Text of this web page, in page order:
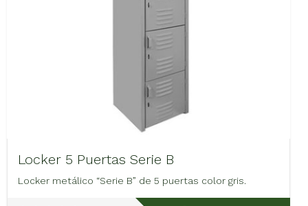
Locker 5 Puertas Serie B
Locker metálico “Serie B” de 5 puertas color gris.